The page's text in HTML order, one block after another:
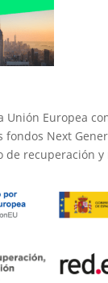
Unión Europea
fondos Next
de recuperación